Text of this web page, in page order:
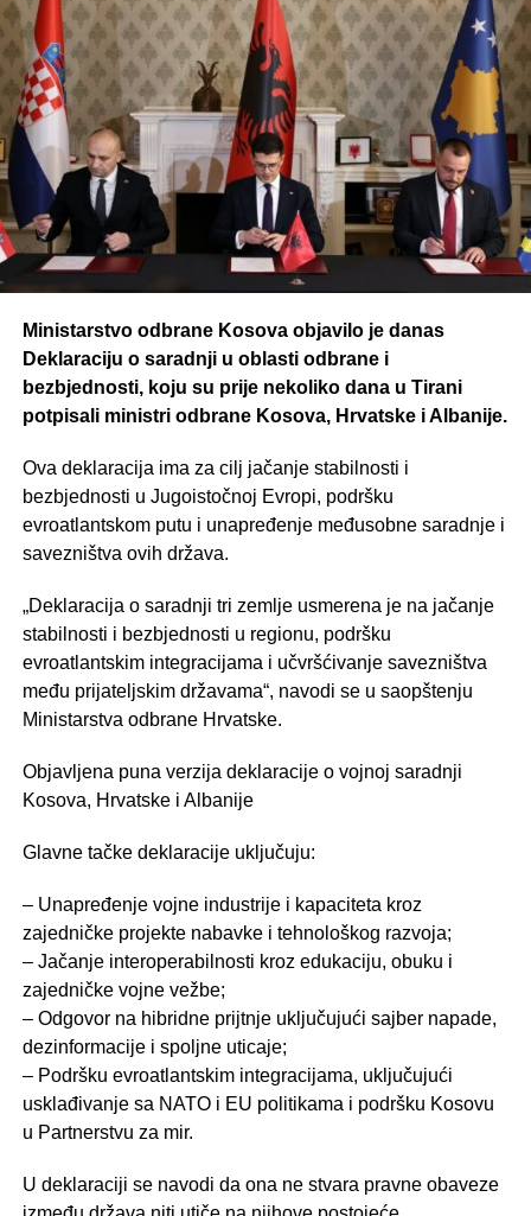
Ministarstvo odbrane Kosova objavilo je danas
Deklaraciju o saradnji u oblasti odbrane i
bezbjednosti, koju su prije nekoliko dana u Tirani
potpisali ministri odbrane Kosova, Hrvatske i Albanije.
Ova deklaracija ima za cilj jačanje stabilnosti i
bezbjednosti u Jugoistočnoj Evropi, podršku
evroatlantskom putu i unapređenje međusobne saradnje i
savezništva ovih država.
„Deklaracija o saradnji tri zemlje usmerena je na jačanje
stabilnosti i bezbjednosti u regionu, podršku
evroatlantskim integracijama i učvršćivanje savezništva
među prijateljskim državama“, navodi se u saopštenju
Ministarstva odbrane Hrvatske.
Objavljena puna verzija deklaracije o vojnoj saradnji
Kosova, Hrvatske i Albanije
Glavne tačke deklaracije uključuju:
– Unapređenje vojne industrije i kapaciteta kroz
zajedničke projekte nabavke i tehnološkog razvoja;
– Jačanje interoperabilnosti kroz edukaciju, obuku i
zajedničke vojne vežbe;
– Odgovor na hibridne prijtnje uključujući sajber napade,
dezinformacije i spoljne uticaje;
– Podršku evroatlantskim integracijama, uključujući
usklađivanje sa NATO i EU politikama i podršku Kosovu
u Partnerstvu za mir.
U deklaraciji se navodi da ona ne stvara pravne obaveze